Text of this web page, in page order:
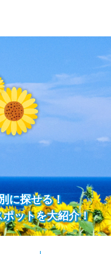
に探せる！
ットを大紹介！